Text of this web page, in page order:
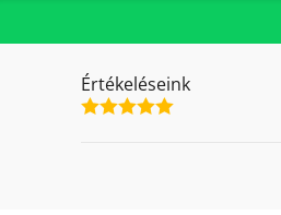
Értékeléseink